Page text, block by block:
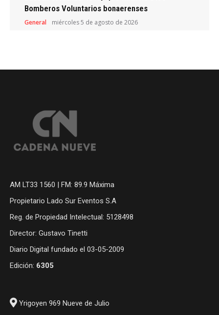
Bomberos Voluntarios bonaerenses
General miércoles 5 de agosto de 2026
AM LT33 1560 | FM: 89.9 Máxima
Propietario Lado Sur Eventos S.A
Reg. de Propiedad Intelectual: 5128498
Director: Gustavo Tinetti
Diario Digital fundado el 03-05-2009
Edición: 6305
Yrigoyen 969 Nueve de Julio